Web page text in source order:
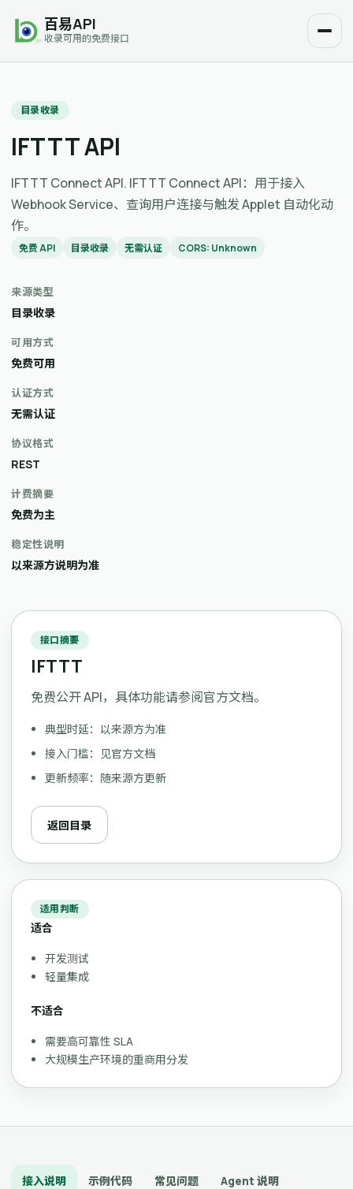
百易API
收录可用的免费接口
目录收录
IFTTT API
IFTTT Connect API. IFTTT Connect API：用于接入
Webhook Service、查询用户连接与触发 Applet 自动化动
作。
免费 API 目录收录 无需认证 CORS: Unknown
来源类型
目录收录
可用方式
免费可用
认证方式
无需认证
协议格式
REST
计费摘要
免费为主
稳定性说明
以来源方说明为准
接口摘要
IFTTT
免费公开 API，具体功能请参阅官方文档。
典型时延：以来源方为准
接入门槛：见官方文档
更新频率：随来源方更新
返回目录
适用判断
适合
开发测试
轻量集成
不适合
需要高可靠性 SLA
大规模生产环境的重商用分发
接入说明 示例代码 常见问题 Agent 说明